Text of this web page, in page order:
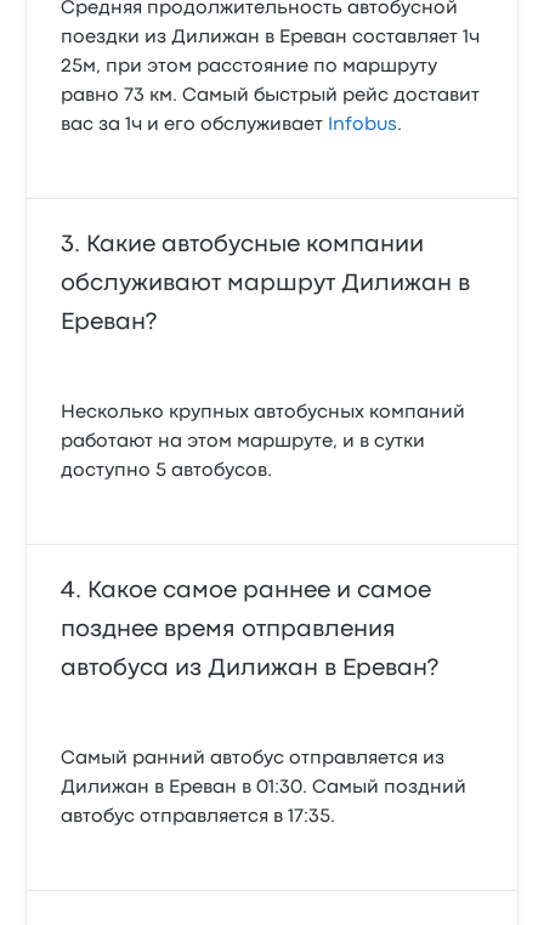
Средняя продолжительность автобусной
поездки из Дилижан в Ереван составляет 1ч
25м, при этом расстояние по маршруту
равно 73 км. Самый быстрый рейс доставит
вас за 1ч и его обслуживает
Infobus.
Какие автобусные компании
обслуживают маршрут Дилижан в
Ереван?
Несколько крупных автобусных компаний
работают на этом маршруте, и в сутки
доступно 5 автобусов.
Какое самое раннее и самое
позднее время отправления
автобуса из Дилижан в Ереван?
Самый ранний автобус отправляется из
Дилижан в Ереван в 01:30. Самый поздний
автобус отправляется в 17:35.